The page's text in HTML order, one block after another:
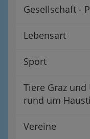
Gesellschaft -
Lebensart
Sport
Tiere Graz
rund um
Vereine